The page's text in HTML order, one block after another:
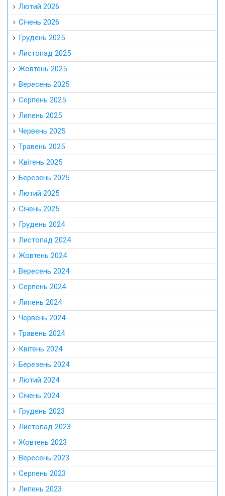
Лютий 2026
Січень 2026
Грудень 2025
Листопад 2025
Жовтень 2025
Вересень 2025
Серпень 2025
Липень 2025
Червень 2025
Травень 2025
Квітень 2025
Березень 2025
Лютий 2025
Січень 2025
Грудень 2024
Листопад 2024
Жовтень 2024
Вересень 2024
Серпень 2024
Липень 2024
Червень 2024
Травень 2024
Квітень 2024
Березень 2024
Лютий 2024
Січень 2024
Грудень 2023
Листопад 2023
Жовтень 2023
Вересень 2023
Серпень 2023
Липень 2023